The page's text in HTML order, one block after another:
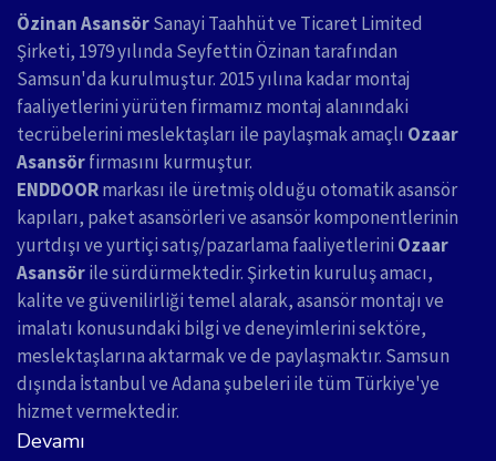
Özinan AsansörSanayi Taahhüt ve Ticaret Limited
Şirketi, 1979 yılında Seyfettin Özinan tarafından
Samsun'da kurulmuştur. 2015 yılına kadar montaj
faaliyetlerini yürüten firmamız montaj alanındaki
tecrübelerini meslektaşları ile paylaşmak amaçlı Ozaar
Asansörfirmasını kurmuştur.
ENDDOORmarkası ile üretmiş olduğu otomatik asansör
kapıları, paket asansörleri ve asansör komponentlerinin
yurtdışı ve yurtiçi satış/pazarlama faaliyetlerini Ozaar
Asansörile sürdürmektedir. Şirketin kuruluş amacı,
kalite ve güvenilirliği temel alarak, asansör montajı ve
imalatı konusundaki bilgi ve deneyimlerini sektöre,
meslektaşlarına aktarmak ve de paylaşmaktır. Samsun
dışında İstanbul ve Adana şubeleri ile tüm Türkiye'ye
hizmet vermektedir.
Devamı